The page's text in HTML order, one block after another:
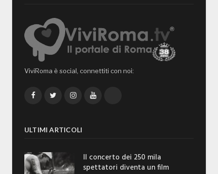
ViviRoma è social, connettiti con noi:
FacebookTwitterInstagramYouTube
ULTIMI ARTICOLI
Il concerto dei 250 mila
spettatori diventa un film